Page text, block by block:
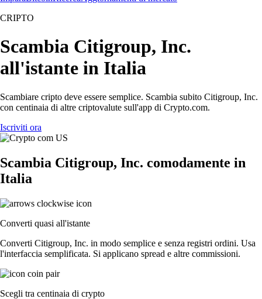
CRIPTO
Scambia Citigroup, Inc.
all'istante in Italia
Scambiare cripto deve essere semplice. Scambia subito Citigroup, Inc.
con centinaia di altre criptovalute sull'app di Crypto.com.
Iscriviti ora
Scambia Citigroup, Inc. comodamente in
Italia
Converti quasi all'istante
Converti Citigroup, Inc. in modo semplice e senza registri ordini. Usa
l'interfaccia semplificata. Si applicano spread e altre commissioni.
Scegli tra centinaia di crypto